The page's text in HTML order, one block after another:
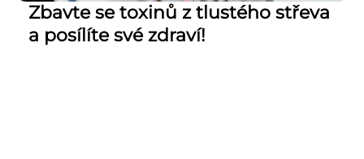
Zbavte se toxinů z tlustého střeva
a posílíte své zdraví!